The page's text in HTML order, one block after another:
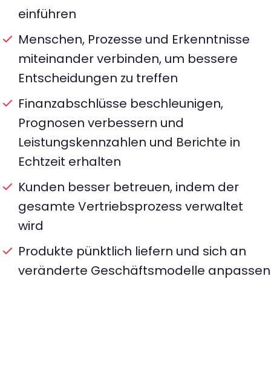
einführen
Menschen, Prozesse und Erkenntnisse
miteinander verbinden, um bessere
Entscheidungen zu treffen
Finanzabschlüsse beschleunigen,
Prognosen verbessern und
Leistungskennzahlen und Berichte in
Echtzeit erhalten
Kunden besser betreuen, indem der
gesamte Vertriebsprozess verwaltet
wird
Produkte pünktlich liefern und sich an
veränderte Geschäftsmodelle anpassen